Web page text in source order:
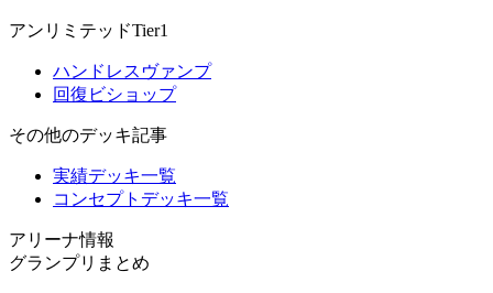
アンリミテッドTier1
ハンドレスヴァンプ
回復ビショップ
その他のデッキ記事
実績デッキ一覧
コンセプトデッキ一覧
アリーナ情報
グランプリまとめ